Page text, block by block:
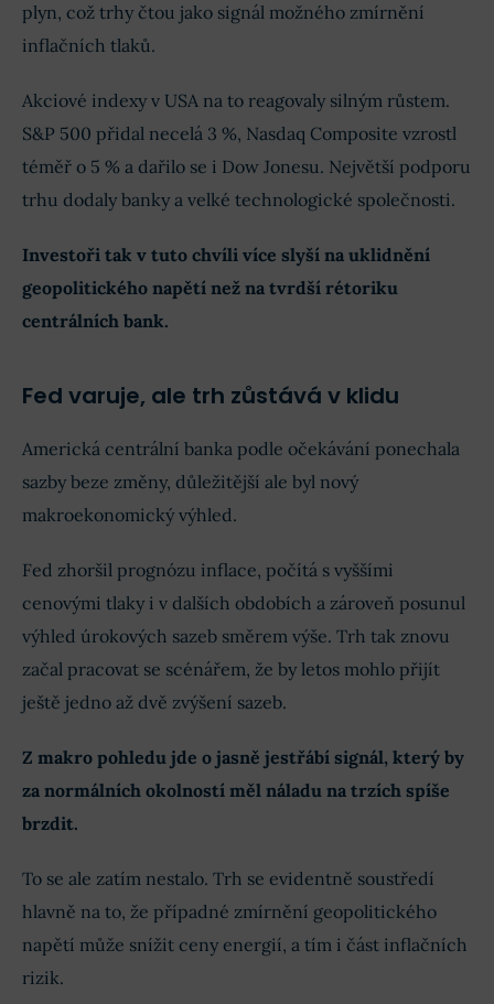
plyn, což trhy čtou jako signál možného zmírnění
inflačních tlaků.
Akciové indexy v USA na to reagovaly silným růstem.
S&P 500 přidal necelá 3 %, Nasdaq Composite vzrostl
téměř o 5 % a dařilo se i Dow Jonesu. Největší podporu
trhu dodaly banky a velké technologické společnosti.
Investoři tak v tuto chvíli více slyší na uklidnění
geopolitického napětí než na tvrdší rétoriku
centrálních bank.
Fed varuje, ale trh zůstává v klidu
Americká centrální banka podle očekávání ponechala
sazby beze změny, důležitější ale byl nový
makroekonomický výhled.
Fed zhoršil prognózu inflace, počítá s vyššími
cenovými tlaky i v dalších obdobích a zároveň posunul
výhled úrokových sazeb směrem výše. Trh tak znovu
začal pracovat se scénářem, že by letos mohlo přijít
ještě jedno až dvě zvýšení sazeb.
Z makro pohledu jde o jasně jestřábí signál, který by
za normálních okolností měl náladu na trzích spíše
brzdit.
To se ale zatím nestalo. Trh se evidentně soustředí
hlavně na to, že případné zmírnění geopolitického
napětí může snížit ceny energií, a tím i část inflačních
rizik.